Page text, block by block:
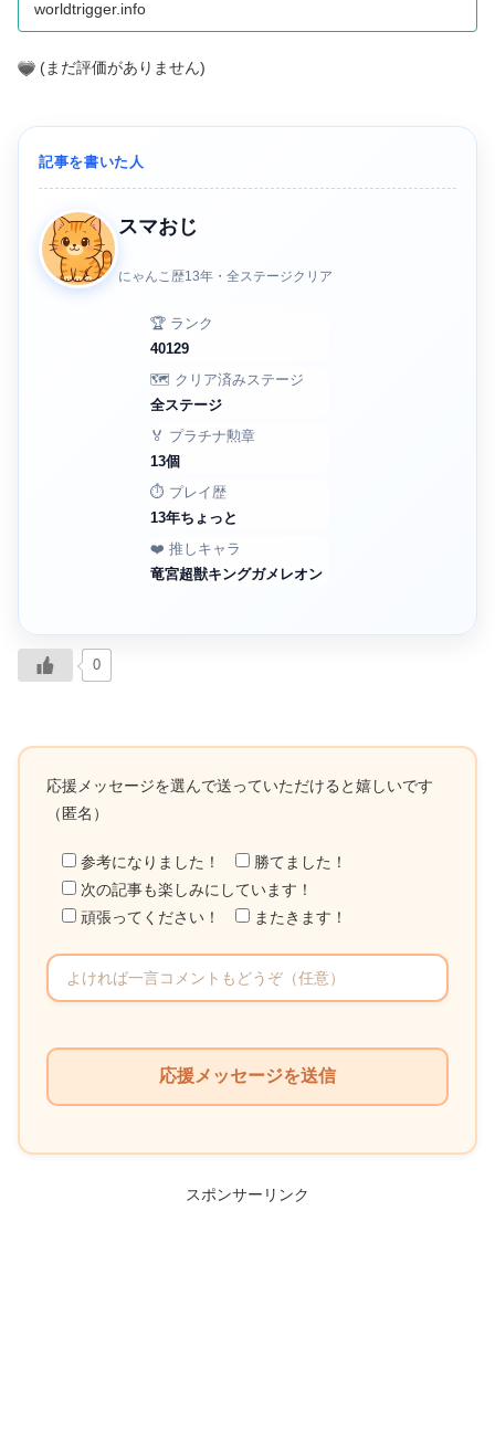
worldtrigger.info
(まだ評価がありません)
記事を書いた人
スマおじ
にゃんこ歴13年・全ステージクリア
🏆 ランク
40129
🗺️ クリア済みステージ
全ステージ
🏅 プラチナ勲章
13個
⏱️ プレイ歴
13年ちょっと
❤️ 推しキャラ
竜宮超獣キングガメレオン
0
応援メッセージを選んで送っていただけると嬉しいです
（匿名）
参考になりました！
勝てました！
次の記事も楽しみにしています！
頑張ってください！
またきます！
フ
ー
スポンサーリンク